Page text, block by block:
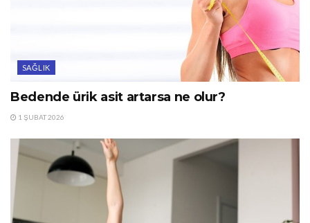
SAĞLIK
Bedende ürik asit artarsa ne olur?
1 ŞUBAT 2026